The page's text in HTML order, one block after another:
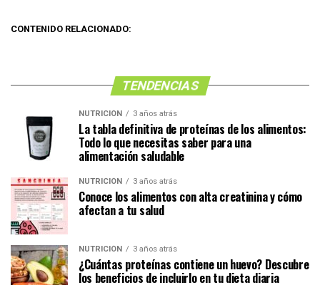
CONTENIDO RELACIONADO:
TENDENCIAS
NUTRICIÓN 3 años atrás
La tabla definitiva de proteínas de los alimentos:
Todo lo que necesitas saber para una
alimentación saludable
NUTRICIÓN 3 años atrás
Conoce los alimentos con alta creatinina y cómo
afectan a tu salud
NUTRICIÓN 3 años atrás
¿Cuántas proteínas contiene un huevo? Descubre
los beneficios de incluirlo en tu dieta diaria